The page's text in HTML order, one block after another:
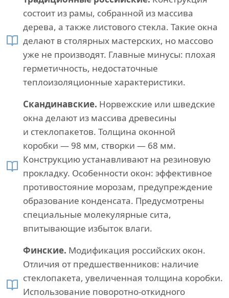
состоит из рамы, собранной из массива
дерева, а также листового стекла. Такие окна
делают в столярных мастерских, но массово
уже не производят. Главные минусы: плохая
герметичность, недостаточные
теплоизоляционные характеристики.
Скандинавские. Норвежские или шведские
окна делают из массива древесины
и стеклопакетов. Толщина оконной
коробки — 98 мм, створки — 68 мм.
Конструкцию устанавливают на резиновую
прокладку. Особенности окон: эффективное
противостояние морозам, предупреждение
образование конденсата. Предусмотрены
специальные молекулярные сита,
впитывающие избыток влаги.
Финские. Модификация российских окон.
Отличия от предшественников: наличие
стеклопакета, увеличенная толщина коробки.
Использование поворотно-откидного